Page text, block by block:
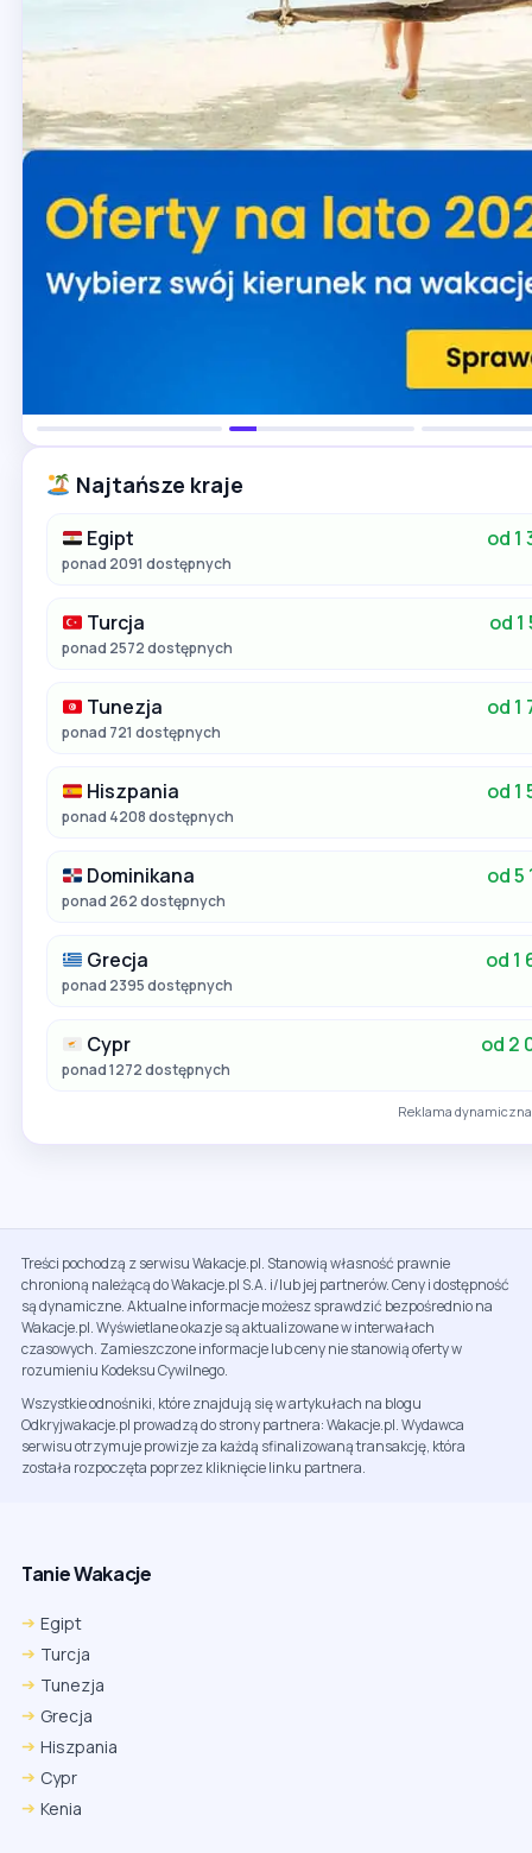
Najtańsze kraje
Egipt od 1
ponad 2091 dostępnych
Turcja od 1
ponad 2572 dostępnych
Tunezja od 1
ponad 721 dostępnych
Hiszpania od 1
ponad 4208 dostępnych
Dominikana od 5
ponad 262 dostępnych
Grecja od 1
ponad 2395 dostępnych
Cypr od 2
ponad 1272 dostępnych
Reklama
Treści pochodzą z serwisu Wakacje.pl. Stanowią własność prawnie
chronioną należącą do Wakacje.pl S.A. i/lub jej partnerów. Ceny i dostępność
są dynamiczne. Aktualne informacje możesz sprawdzić bezpośrednio na
Wakacje.pl. Wyświetlane okazje są aktualizowane w interwałach
czasowych. Zamieszczone informacje lub ceny nie stanowią oferty w
rozumieniu Kodeksu Cywilnego.
Wszystkie odnośniki, które znajdują się w artykułach na blogu
Odkryjwakacje.pl prowadzą do strony partnera: Wakacje.pl. Wydawca
serwisu otrzymuje prowizje za każdą sfinalizowaną transakcję, która
została rozpoczęta poprzez kliknięcie linku partnera.
Tanie Wakacje
Egipt
Turcja
Tunezja
Grecja
Hiszpania
Cypr
Kenia